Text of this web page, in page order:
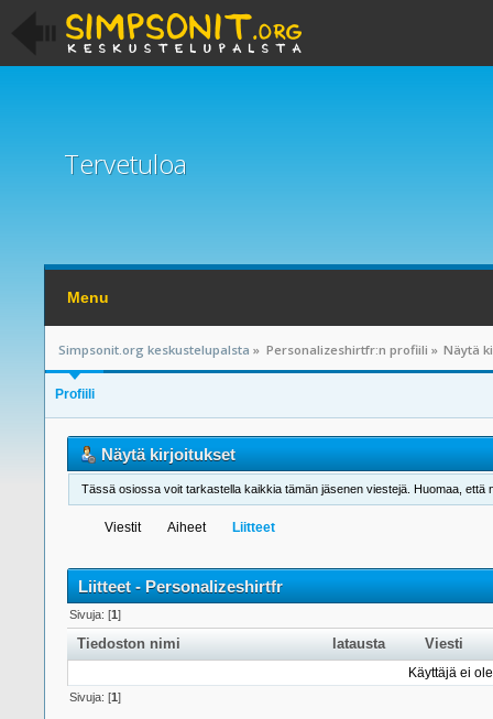
Tervetuloa
Menu
Simpsonit.org keskustelupalsta » Personalizeshirtfr:n profiili » Näytä
Profiili
Näytä kirjoitukset
Tässä osiossa voit tarkastella kaikkia tämän jäsenen viestejä. Huomaa, että
Viestit Aiheet Liitteet
Liitteet - Personalizeshirtfr
Sivuja: [1]
Tiedoston nimi latausta Viesti
Käyttäjä ei
Sivuja: [1]